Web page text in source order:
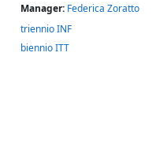
Manager: Federica Zoratto
triennio INF
biennio ITT